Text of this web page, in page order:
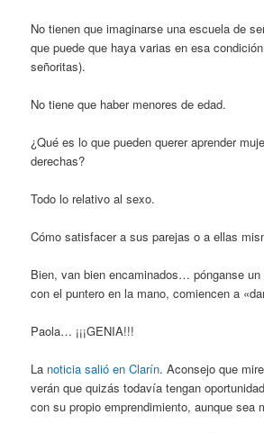
No tienen que imaginarse una escuela de
que puede que haya varias en esa
señoritas).
No tiene que haber menores de edad.
¿Qué es lo que pueden querer aprender
derechas?
Todo lo relativo al sexo.
Cómo satisfacer a sus parejas o a ellas
Bien, van bien encaminados… pónganse
con el puntero en la mano, comiencen a
Paola… ¡¡¡GENIA!!!
La noticia salió en Clarín. Aconsejo que
verán que quizás todavía tengan
con su propio emprendimiento, aunque sea